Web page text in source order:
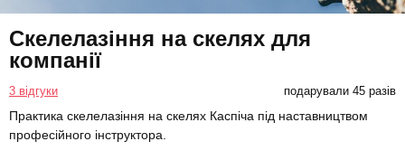
Скелелазіння на скелях для
компанії
3 відгуки подарували 45 разів
Практика скелелазіння на скелях Каспіча під наставництвом
професійного інструктора.